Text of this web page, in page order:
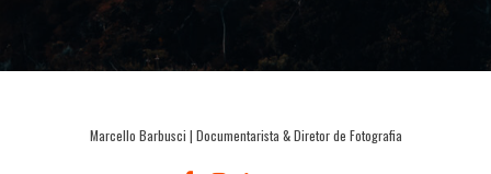
Marcello Barbusci | Documentarista & Diretor de Fotografia